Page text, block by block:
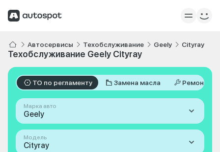
Автосервисы Техобслуживание Geely Cityray
Техобслуживание Geely Cityray
ТО по регламенту Замена масла Ремонт
Марка авто
Geely
Модель
Cityray